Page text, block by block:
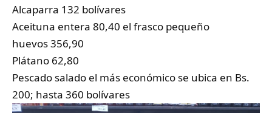
Alcaparra 132 bolívares
Aceituna entera 80,40 el frasco pequeño
huevos 356,90
Plátano 62,80
Pescado salado el más económico se ubica en Bs.
200; hasta 360 bolívares